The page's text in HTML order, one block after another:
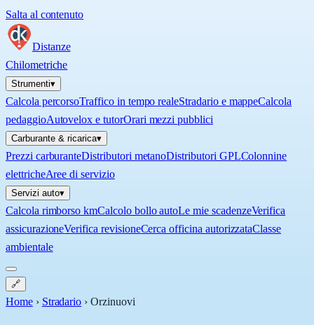
Salta al contenuto
Distanze
Chilometriche
Strumenti▾
Calcola percorsoTraffico in tempo realeStradario e mappeCalcola
pedaggioAutovelox e tutorOrari mezzi pubblici
Carburante & ricarica▾
Prezzi carburanteDistributori metanoDistributori GPLColonnine
elettricheAree di servizio
Servizi auto▾
Calcola rimborso kmCalcolo bollo autoLe mie scadenzeVerifica
assicurazioneVerifica revisioneCerca officina autorizzataClasse
ambientale
🔗
Home › Stradario ›Orzinuovi